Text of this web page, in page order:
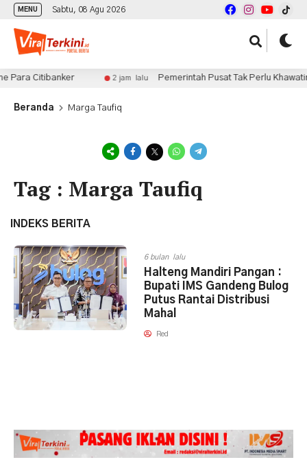
MENU Sabtu, 08 Agu 2026
Para Citibanker 2 jam lalu Pemerintah Pusat Tak Perlu
Beranda Marga Taufiq
Tag : Marga Taufiq
INDEKS BERITA
6 bulan lalu
Halteng Mandiri Pangan :
Bupati IMS Gandeng Bulog
Putus Rantai Distribusi
Mahal
Red